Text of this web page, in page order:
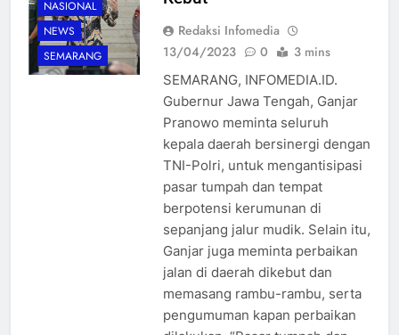
NASIONAL
NEWS
SEMARANG
Redaksi Infomedia
13/04/2023
0 3 mins
SEMARANG, INFOMEDIA.ID.
Gubernur Jawa Tengah, Ganjar
Pranowo meminta seluruh
kepala daerah bersinergi dengan
TNI-Polri, untuk mengantisipasi
pasar tumpah dan tempat
berpotensi kerumunan di
sepanjang jalur mudik. Selain itu,
Ganjar juga meminta perbaikan
jalan di daerah dikebut dan
memasang rambu-rambu, serta
pengumuman kapan perbaikan